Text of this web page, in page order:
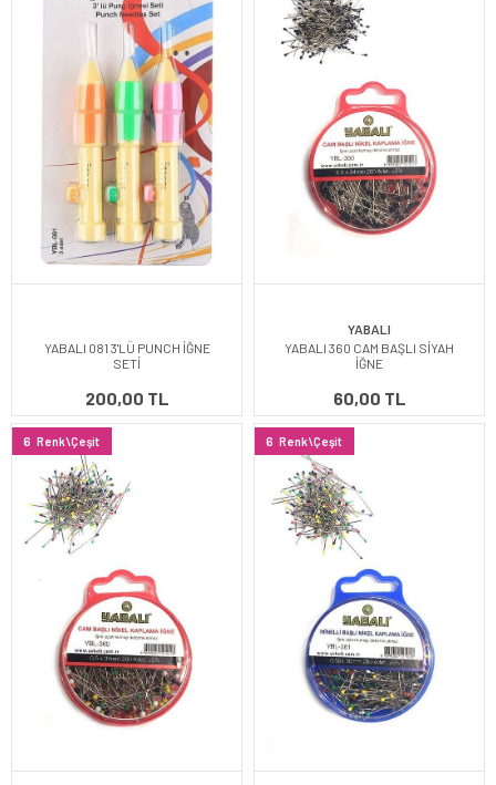
YABALI 081 3'LÜ PUNCH İĞNE
SETİ
200,00 TL
YABALI
YABALI 360 CAM BAŞLI SİYAH
İĞNE
60,00 TL
6 Renk\Çeşit 6 Renk\Çeşit